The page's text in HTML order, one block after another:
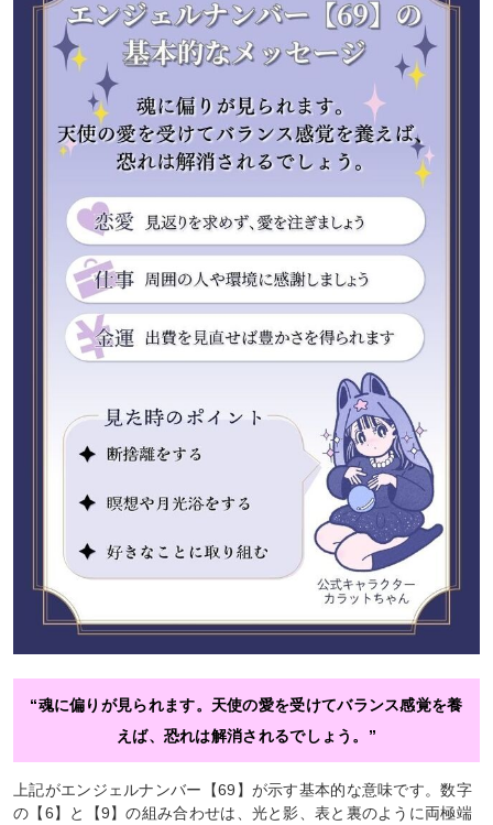
“魂に偏りが見られます。天使の愛を受けてバランス感覚を養
えば、恐れは解消されるでしょう。”
上記がエンジェルナンバー【69】が示す基本的な意味です。数字
の【6】と【9】の組み合わせは、光と影、表と裏のように両極端